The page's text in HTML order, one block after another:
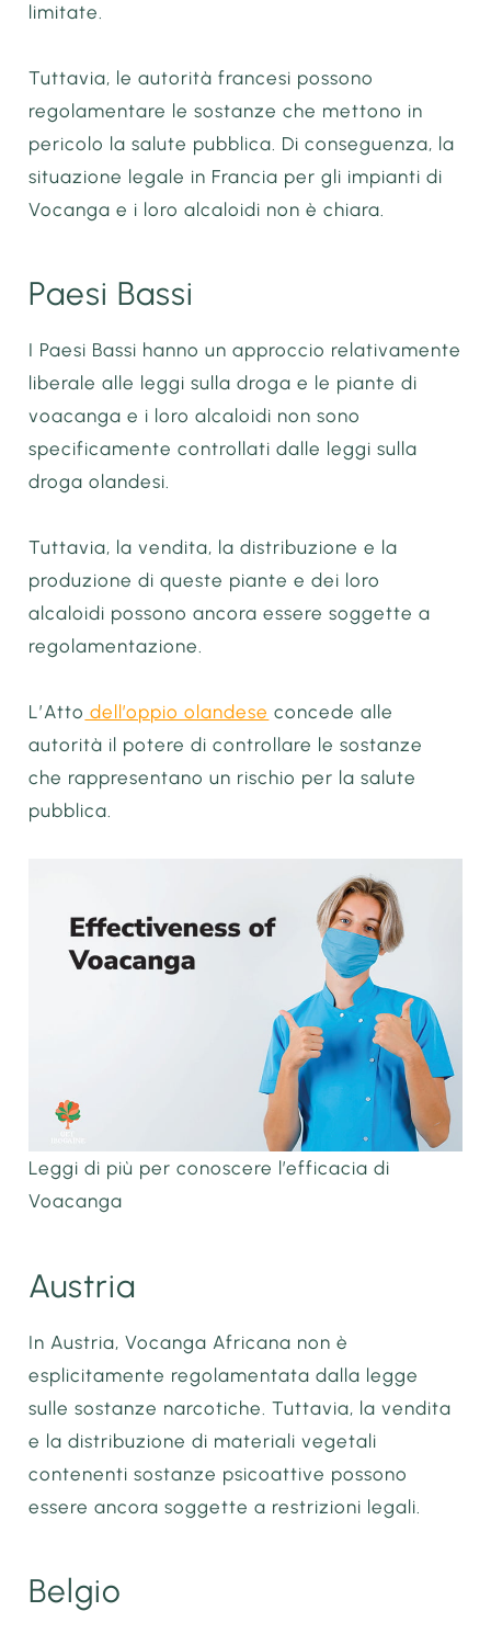
limitate.
Tuttavia, le autorità francesi possono
regolamentare le sostanze che mettono in
pericolo la salute pubblica. Di conseguenza, la
situazione legale in Francia per gli impianti di
Vocanga e i loro alcaloidi non è chiara.
Paesi Bassi
I Paesi Bassi hanno un approccio relativamente
liberale alle leggi sulla droga e le piante di
voacanga e i loro alcaloidi non sono
specificamente controllati dalle leggi sulla
droga olandesi.
Tuttavia, la vendita, la distribuzione e la
produzione di queste piante e dei loro
alcaloidi possono ancora essere soggette a
regolamentazione.
L’Atto dell’oppio olandese concede alle
autorità il potere di controllare le sostanze
che rappresentano un rischio per la salute
pubblica.
Leggi di più per conoscere l’efficacia di
Voacanga
Austria
In Austria, Vocanga Africana non è
esplicitamente regolamentata dalla legge
sulle sostanze narcotiche. Tuttavia, la vendita
e la distribuzione di materiali vegetali
contenenti sostanze psicoattive possono
essere ancora soggette a restrizioni legali.
Belgio